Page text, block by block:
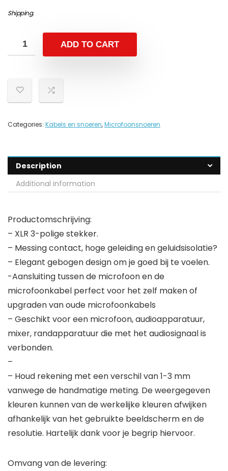
Shipping.
ADD TO CART
Categories: Kabels en snoeren,Microfoonsnoeren
Description
Additional information
Productomschrijving:
– XLR 3-polige stekker.
– Messing contact, hoge geleiding en geluidsisolatie?
– Elegant gebogen design om je goed bij te voelen.
-Aansluiting tussen de microfoon en de
microfoonkabel perfect voor het zelf maken of
upgraden van oude microfoonkabels
– Geschikt voor een microfoon, audioapparatuur,
mixer, randapparatuur die met het audiosignaal is
verbonden.
–
– Houd rekening met een verschil van 1-3 mm
vanwege de handmatige meting. De weergegeven
kleuren kunnen van de werkelijke kleuren afwijken
afhankelijk van het gebruikte beeldscherm en de
resolutie. Hartelijk dank voor je begrip hiervoor.
Omvang van de levering: